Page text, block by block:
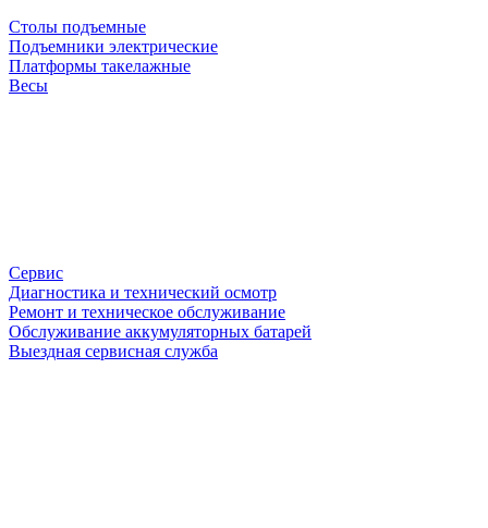
Столы подъемные
Подъемники электрические
Платформы такелажные
Весы
Сервис
Диагностика и технический осмотр
Ремонт и техническое обслуживание
Обслуживание аккумуляторных батарей
Выездная сервисная служба